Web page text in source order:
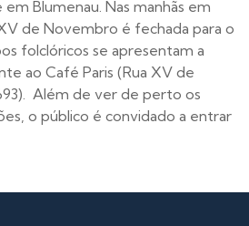
Blumenau. Nas manhãs em
de Novembro é fechada para o
folclóricos se apresentam a
ao Café Paris (Rua XV de
Além de ver de perto os
o público é convidado a entrar